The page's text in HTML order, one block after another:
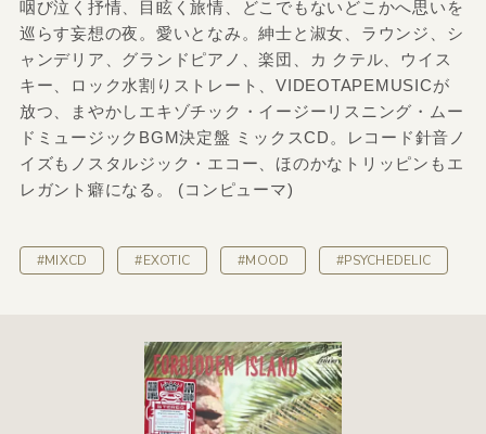
咽び泣く抒情、目眩く旅情、どこでもないどこかへ思いを
巡らす妄想の夜。愛いとなみ。紳士と淑女、ラウンジ、シ
ャンデリア、グランドピアノ、楽団、カ クテル、ウイス
キー、ロック水割りストレート、VIDEOTAPEMUSICが
放つ、まやかしエキゾチック・イージーリスニング・ムー
ドミュージックBGM決定盤 ミックスCD。レコード針音ノ
イズもノスタルジック・エコー、ほのかなトリッピンもエ
レガント癖になる。 (コンピューマ)
#MIXCD #EXOTIC #MOOD #PSYCHEDELIC